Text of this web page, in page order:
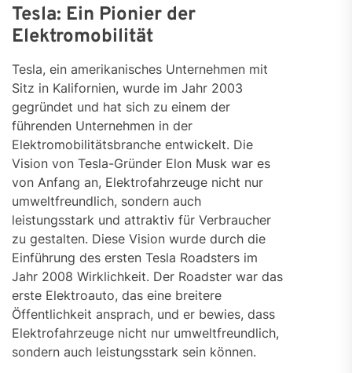
Tesla: Ein Pionier der
Elektromobilität
Tesla, ein amerikanisches Unternehmen mit
Sitz in Kalifornien, wurde im Jahr 2003
gegründet und hat sich zu einem der
führenden Unternehmen in der
Elektromobilitätsbranche entwickelt. Die
Vision von Tesla-Gründer Elon Musk war es
von Anfang an, Elektrofahrzeuge nicht nur
umweltfreundlich, sondern auch
leistungsstark und attraktiv für Verbraucher
zu gestalten. Diese Vision wurde durch die
Einführung des ersten Tesla Roadsters im
Jahr 2008 Wirklichkeit. Der Roadster war das
erste Elektroauto, das eine breitere
Öffentlichkeit ansprach, und er bewies, dass
Elektrofahrzeuge nicht nur umweltfreundlich,
sondern auch leistungsstark sein können.